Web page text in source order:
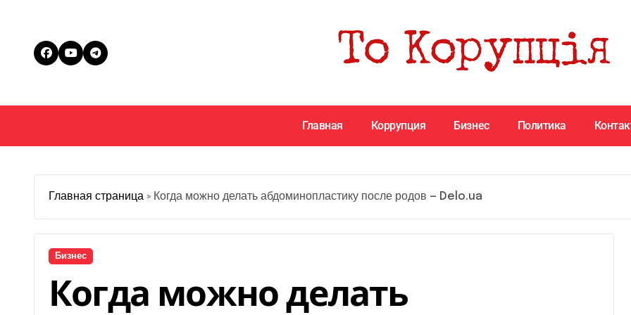
Главная Коррупция Бизнес Политика
Главная страница » Когда можно делать абдоминопластику после родов — Delo.ua
Бизнес
Когда можно делать